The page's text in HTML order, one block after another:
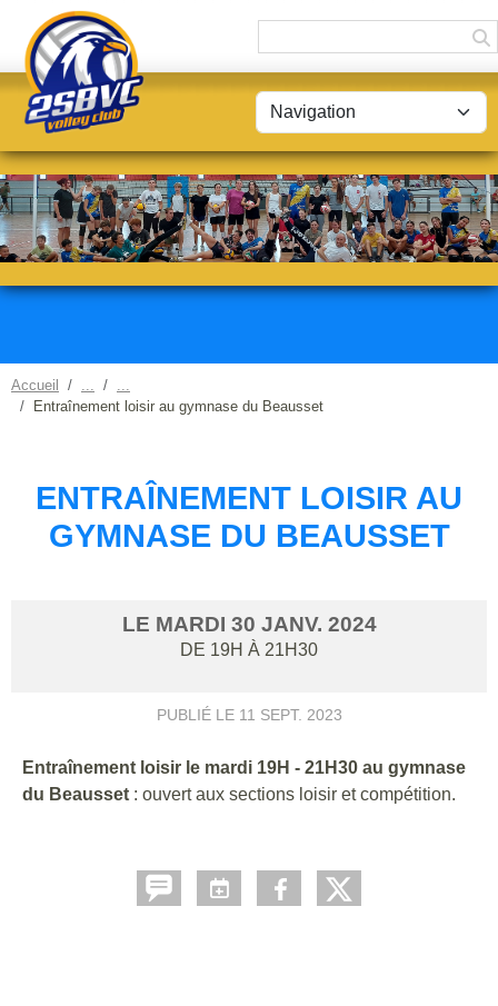
Accueil
Entraînement loisir au gymnase du Beausset
ENTRAÎNEMENT LOISIR AU
GYMNASE DU BEAUSSET
LE MARDI 30 JANV. 2024
DE 19H À 21H30
PUBLIÉ LE 11 SEPT. 2023
Entraînement loisir le mardi 19H - 21H30 au gymnase
du Beausset : ouvert aux sections loisir et compétition.
Panneau de gestion des cookies